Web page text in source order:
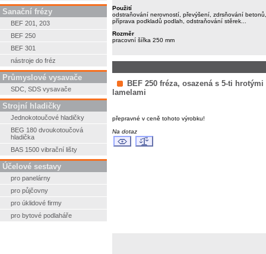
Sanační frézy
BEF 201, 203
BEF 250
BEF 301
nástroje do fréz
Průmyslové vysavače
SDC, SDS vysavače
Strojní hladičky
Jednokotoučové hladičky
BEG 180 dvoukotoučová
hladička
BAS 1500 vibrační lišty
Účelové sestavy
pro panelárny
pro půjčovny
pro úklidové firmy
pro bytové podlaháře
Použití
odstraňování nerovností, převýšení, zdrsňování betonů,
příprava podkladů podlah, odstraňování stěrek...
Rozměr
pracovní šířka 250 mm
BEF 250 fréza, osazená s 5-ti hrotými
lamelami
přepravné v ceně tohoto výrobku!
Na dotaz